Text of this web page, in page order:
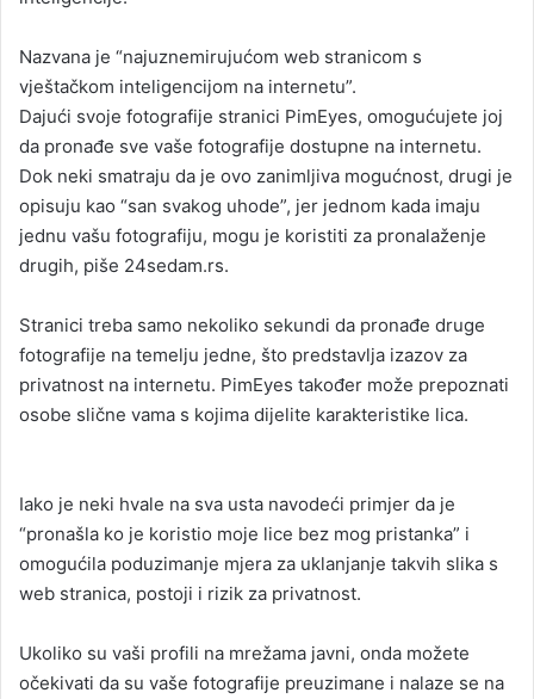
i
l
Nazvana je “najuznemirujućom web stranicom s
vještačkom inteligencijom na internetu”.
Dajući svoje fotografije stranici PimEyes, omogućujete joj
da pronađe sve vaše fotografije dostupne na internetu.
Dok neki smatraju da je ovo zanimljiva mogućnost, drugi je
opisuju kao “san svakog uhode”, jer jednom kada imaju
jednu vašu fotografiju, mogu je koristiti za pronalaženje
drugih, piše 24sedam.rs.
Stranici treba samo nekoliko sekundi da pronađe druge
fotografije na temelju jedne, što predstavlja izazov za
privatnost na internetu. PimEyes također može prepoznati
osobe slične vama s kojima dijelite karakteristike lica.
Iako je neki hvale na sva usta navodeći primjer da je
“pronašla ko je koristio moje lice bez mog pristanka” i
omogućila poduzimanje mjera za uklanjanje takvih slika s
web stranica, postoji i rizik za privatnost.
Ukoliko su vaši profili na mrežama javni, onda možete
očekivati da su vaše fotografije preuzimane i nalaze se na